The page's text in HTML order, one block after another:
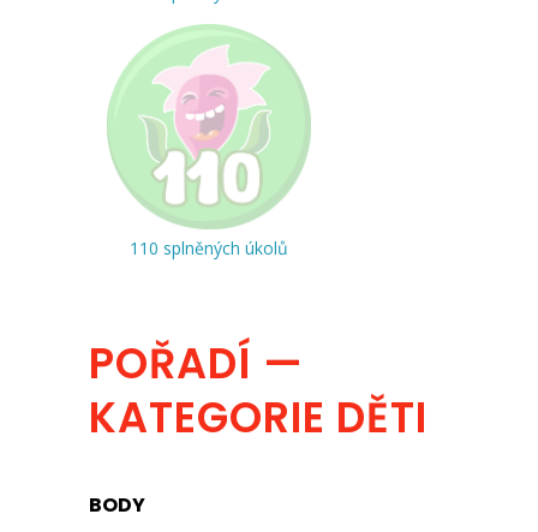
110 splněných úkolů
POŘADÍ —
KATEGORIE DĚTI
BODY